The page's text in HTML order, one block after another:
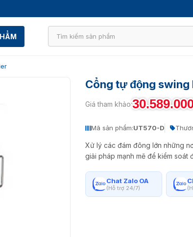
Cổng tự động
Giá tham khảo:
Mã sản phẩm:UT570-D
Xử lý các đám đông lớn những
giải pháp mạnh mẽ để kiểm soát
Chat Zalo OA
(Hỗ trợ 24/7)